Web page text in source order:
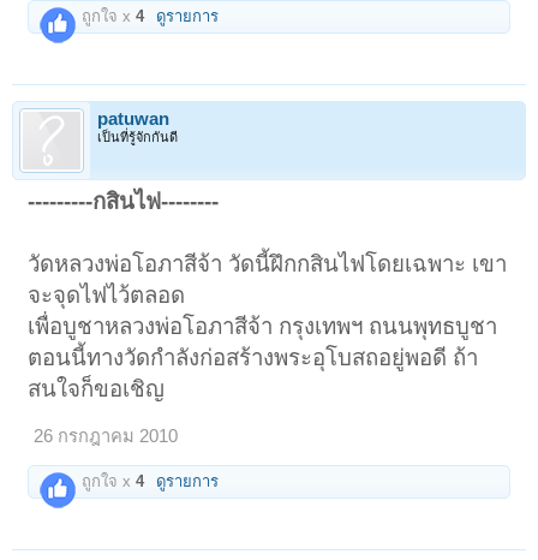
ถูกใจ x4 ดูรายการ
patuwan
เป็นที่รู้จักกันดี
---------กสินไฟ--------
วัดหลวงพ่อโอภาสีจ้า วัดนี้ฝึกกสินไฟโดยเฉพาะ เขา
จะจุดไฟไว้ตลอด
เพื่อบูชาหลวงพ่อโอภาสีจ้า กรุงเทพฯ ถนนพุทธบูชา
ตอนนี้ทางวัดกำลังก่อสร้างพระอุโบสถอยู่พอดี ถ้า
สนใจก็ขอเชิญ
26 กรกฎาคม 2010
ถูกใจ x4 ดูรายการ